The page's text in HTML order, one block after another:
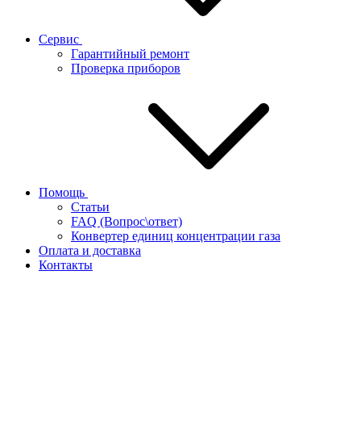
Сервис
Гарантийный ремонт
Проверка приборов
Помощь
Статьи
FAQ (Вопрос\ответ)
Конвертер единиц концентрации газа
Оплата и доставка
Контакты